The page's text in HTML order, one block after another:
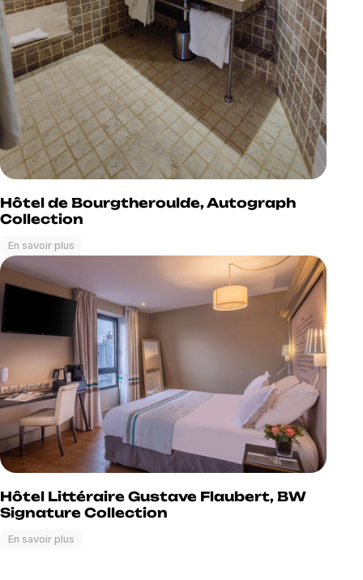
Hôtel de Bourgtheroulde, Autograph
Collection
En savoir plus
Hôtel Littéraire Gustave Flaubert, BW
Signature Collection
En savoir plus